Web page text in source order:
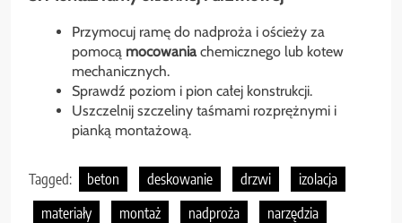
Przymocuj ramę do nadproża i ościeży za
pomocą mocowaniachemicznego lub kotew
mechanicznych.
Sprawdź poziom i pion całej konstrukcji.
Uszczelnij szczeliny taśmami rozprężnymi i
pianką montażową.
Tagged: beton deskowanie drzwi
izolacja
materiały
montaż nadproża
narzędzia